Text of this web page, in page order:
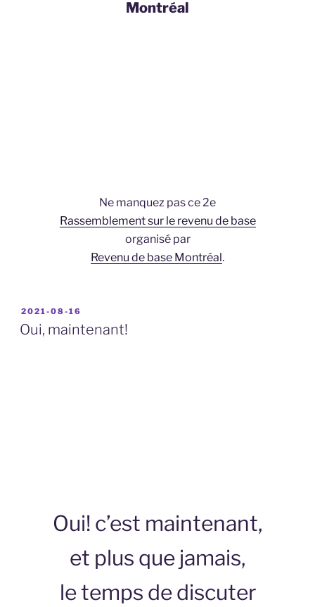
Montréal
Ne manquez pas ce 2e
Rassemblement sur le revenu de base
organisé par
Revenu de base Montréal.
PUBLIÉ
LE
2021-08-16
Oui, maintenant!
Oui! c’est maintenant,
et plus que jamais,
le temps de discuter